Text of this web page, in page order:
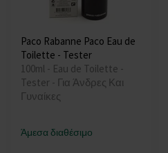
Paco Rabanne Paco Eau de
Toilette - Tester
100ml - Eau de Toilette -
Tester - Για Άνδρες Και
Γυναίκες
Άμεσα διαθέσιμο